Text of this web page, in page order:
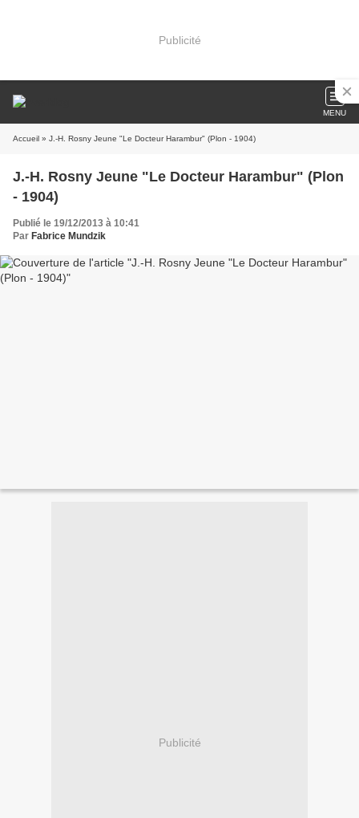
Publicité
MENU
Accueil » J.-H. Rosny Jeune "Le Docteur Harambur" (Plon - 1904)
J.-H. Rosny Jeune "Le Docteur Harambur" (Plon
- 1904)
Publié le 19/12/2013 à 10:41
Par Fabrice Mundzik
Publicité